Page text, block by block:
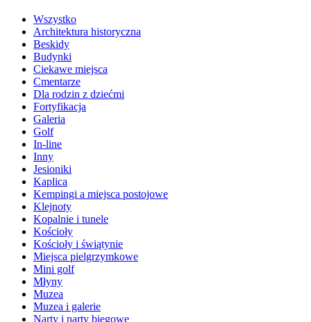
Wszystko
Architektura historyczna
Beskidy
Budynki
Ciekawe miejsca
Cmentarze
Dla rodzin z dziećmi
Fortyfikacja
Galeria
Golf
In-line
Inny
Jesioniki
Kaplica
Kempingi a miejsca postojowe
Klejnoty
Kopalnie i tunele
Kościoły
Kościoły i świątynie
Miejsca pielgrzymkowe
Mini golf
Młyny
Muzea
Muzea i galerie
Narty i narty biegowe